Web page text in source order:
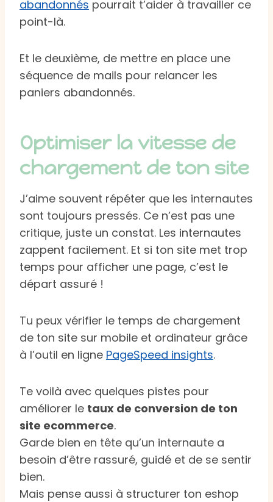
abandonnés pourrait t’aider à travailler ce
point-là.
Et le deuxième, de mettre en place une
séquence de mails pour relancer les
paniers abandonnés.
Optimiser la vitesse de
chargement de ton site
J’aime souvent répéter que les internautes
sont toujours pressés. Ce n’est pas une
critique, juste un constat. Les internautes
zappent facilement. Et si ton site met trop
temps pour afficher une page, c’est le
départ assuré !
Tu peux vérifier le temps de chargement
de ton site sur mobile et ordinateur grâce
à l’outil en ligne PageSpeed insights.
Te voilà avec quelques pistes pour
améliorer le taux de conversion de ton
site ecommerce.
Garde bien en tête qu’un internaute a
besoin d’être rassuré, guidé et de se sentir
bien.
Mais pense aussi à structurer ton eshop